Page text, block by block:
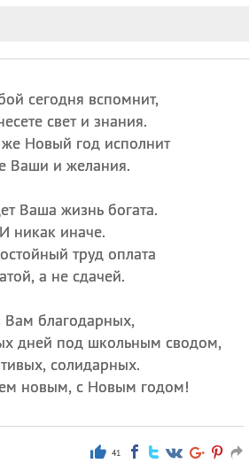
сегодня вспомнит,
свет и знания.
же Новый год исполнит
Ваши и желания.
Ваша жизнь богата.
никак иначе.
труд оплата
а не сдачей.
Вам благодарных,
дней под школьным сводом,
солидарных.
новым, с Новым годом!
41